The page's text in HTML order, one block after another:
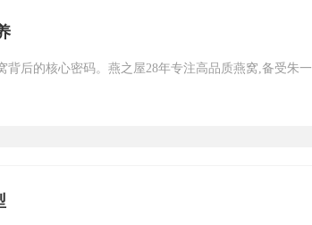
后的核心密码。燕之屋28年专注高品质燕窝,备受朱一